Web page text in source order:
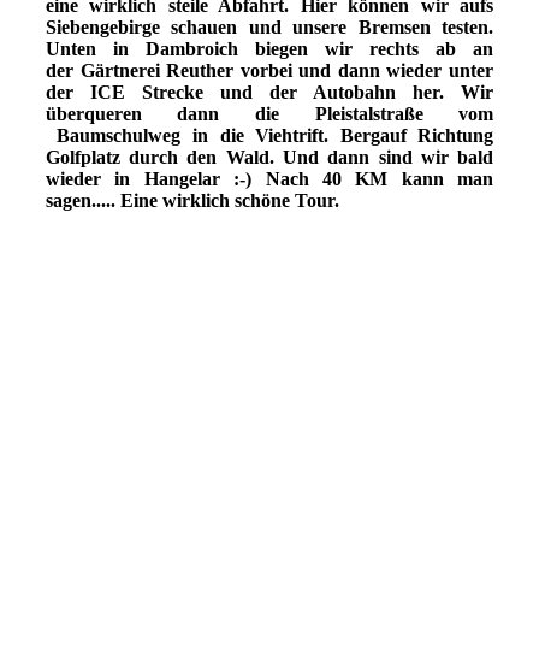
eine wirklich steile Abfahrt. Hier können wir aufs
Siebengebirge schauen und unsere Bremsen testen.
Unten in Dambroich biegen wir rechts ab an
der Gärtnerei Reuther vorbei und dann wieder unter
der ICE Strecke und der Autobahn her. Wir
überqueren dann die Pleistalstraße vom
Baumschulweg in die Viehtrift. Bergauf Richtung
Golfplatz durch den Wald. Und dann sind wir bald
wieder in Hangelar :-) Nach 40 KM kann man
sagen..... Eine wirklich schöne Tour.